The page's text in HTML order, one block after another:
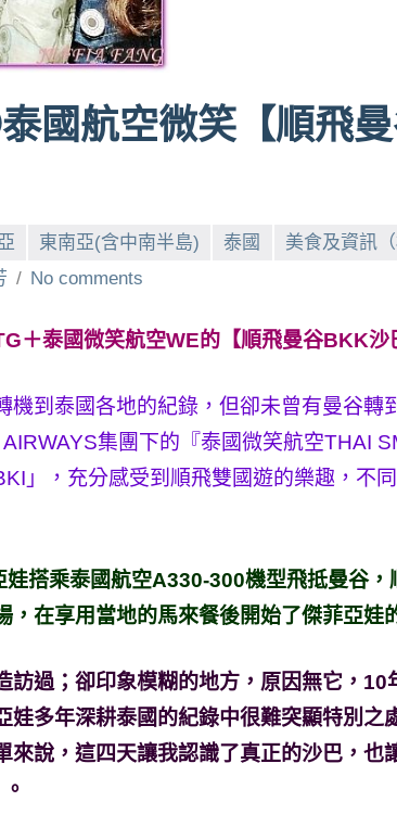
國航空微笑【順飛曼
東南亞(含中南半島) 泰國
美食及資訊
No comments
＋泰國微笑航空WE的【順飛曼谷BKK沙
機到泰國各地的紀錄，但卻未曾有曼谷轉
集團下的『泰國微笑航空THAI
」，充分感受到順飛雙國遊的樂趣，不
搭乘泰國航空A330-300機型飛抵曼谷
，在享用當地的馬來餐後開始了傑菲亞娃
訪過；卻印象模糊的地方，原因無它，
娃多年深耕泰國的紀錄中很難突顯特別之
來說，這四天讓我認識了真正的沙巴，也